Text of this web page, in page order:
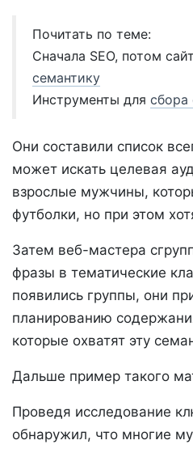
Почитать по теме:
Сначала SEO, потом
семантику
Инструменты для сбора
Они составили список
может искать целевая
взрослые мужчины,
футболки, но при этом
Затем веб-мастера
фразы в тематические
появились группы, они
планированию
которые охватят эту
Дальше пример такого
Проведя исследование
обнаружил, что многие